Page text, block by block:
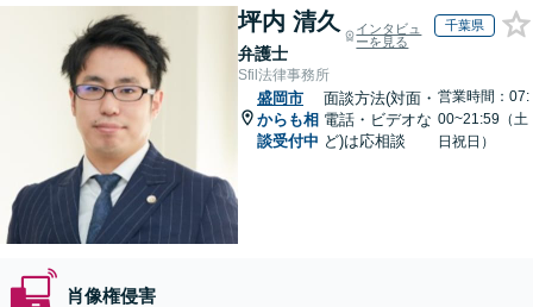
坪内 清久
弁護士
インタビュ
ーを見る
千葉県
Sfil法律事務所
盛岡市
からも相
談受付中
面談方法(対面・
電話・ビデオな
ど)は応相談
営業時間：07:
00~21:59（土
日祝日）
肖像権侵害